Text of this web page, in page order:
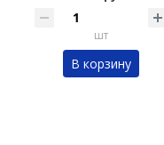
шт
В корзину